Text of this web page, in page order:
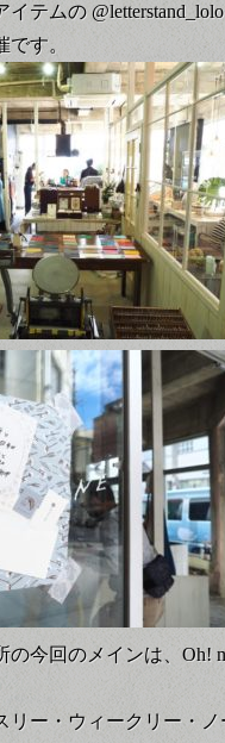
テムの
す。
の今回のメインは、Oh!
リー・ウィークリー・